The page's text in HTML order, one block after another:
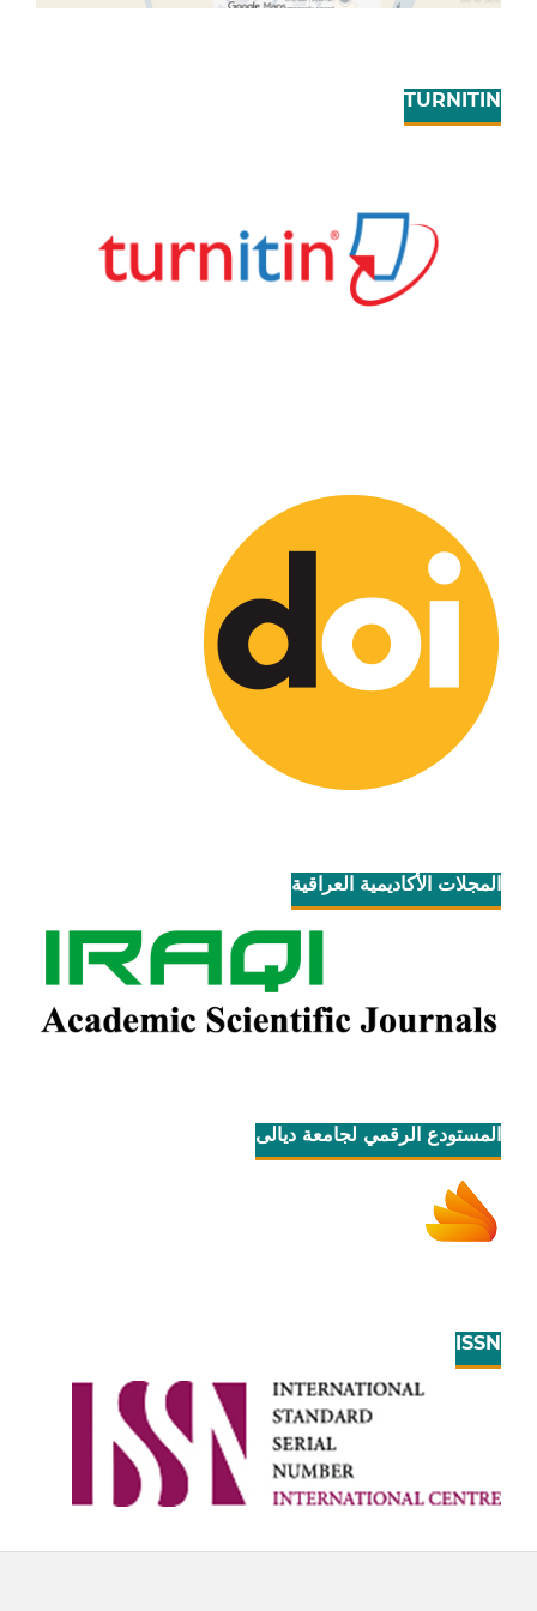
TURNITIN
المجلات الأكاديمية العراقية
المستودع الرقمي لجامعة ديالى
ISSN